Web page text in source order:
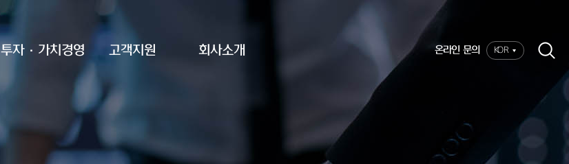
투자·가치경영 고객지원 회사소개 온라인 문의 KOR